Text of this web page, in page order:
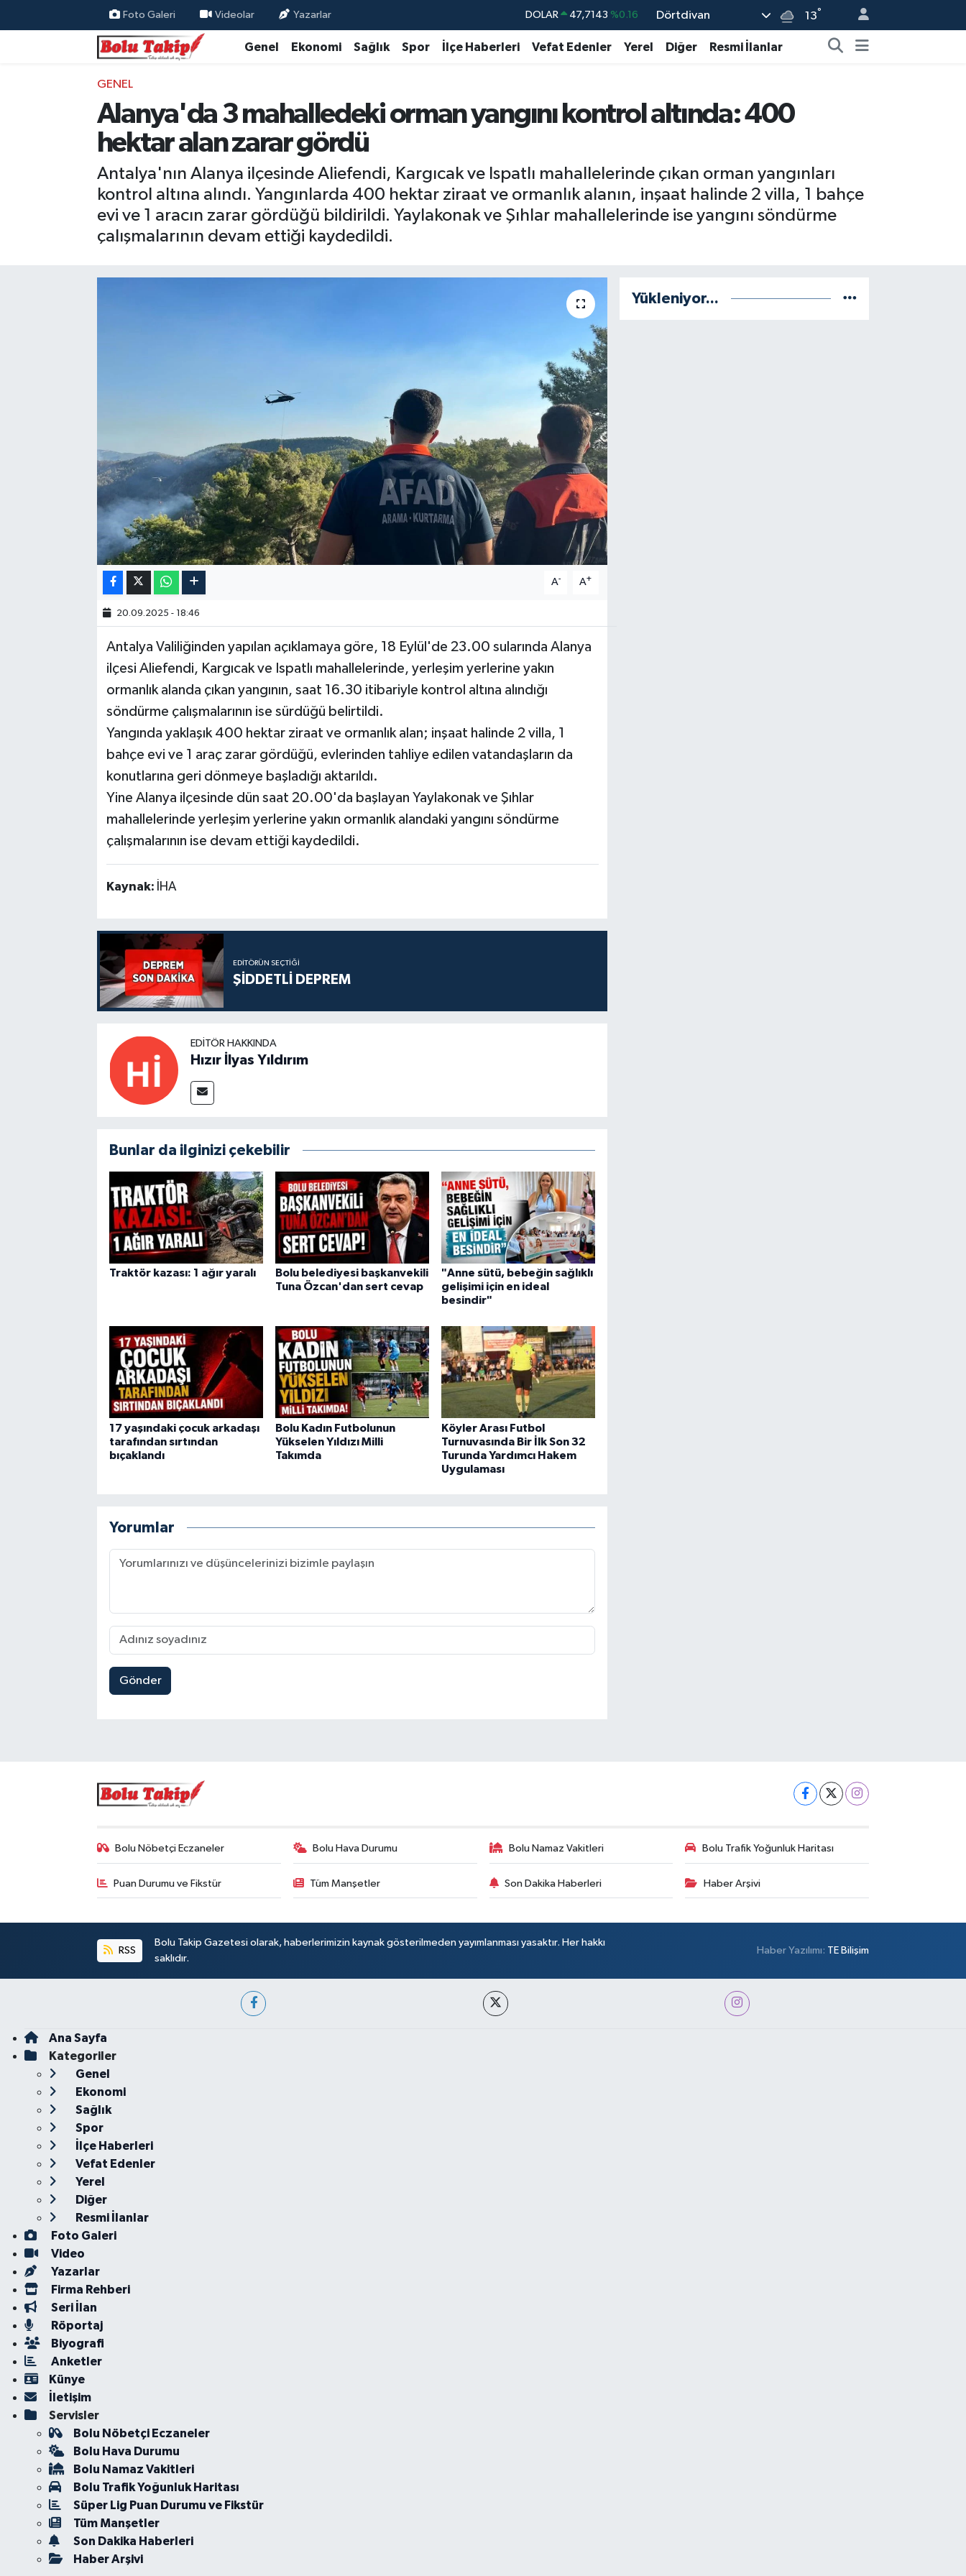
Foto Galeri Videolar Yazarlar DOLAR 47,7143 %0.16
EURO 55,0317 %-0.02
BİST100 13.799 %70
Dörtdivan 13°
Genel Ekonomi Sağlık Spor İlçe Haberleri Vefat Edenler Yerel Diğer Resmi İlanlar
GENEL
Alanya'da 3 mahalledeki orman yangını kontrol altında: 400
hektar alan zarar gördü
Antalya'nın Alanya ilçesinde Aliefendi, Kargıcak ve Ispatlı mahallelerinde çıkan orman yangınları
kontrol altına alındı. Yangınlarda 400 hektar ziraat ve ormanlık alanın, inşaat halinde 2 villa, 1 bahçe
evi ve 1 aracın zarar gördüğü bildirildi. Yaylakonak ve Şıhlar mahallelerinde ise yangını söndürme
çalışmalarının devam ettiği kaydedildi.
A- A+
20.09.2025 - 18:46
Antalya Valiliğinden yapılan açıklamaya göre, 18 Eylül'de 23.00 sularında Alanya
ilçesi Aliefendi, Kargıcak ve Ispatlı mahallelerinde, yerleşim yerlerine yakın
ormanlık alanda çıkan yangının, saat 16.30 itibariyle kontrol altına alındığı
söndürme çalışmalarının ise sürdüğü belirtildi.
Yangında yaklaşık 400 hektar ziraat ve ormanlık alan; inşaat halinde 2 villa, 1
bahçe evi ve 1 araç zarar gördüğü, evlerinden tahliye edilen vatandaşların da
konutlarına geri dönmeye başladığı aktarıldı.
Yine Alanya ilçesinde dün saat 20.00'da başlayan Yaylakonak ve Şıhlar
mahallelerinde yerleşim yerlerine yakın ormanlık alandaki yangını söndürme
çalışmalarının ise devam ettiği kaydedildi.
Kaynak: İHA
EDITÖRÜN SEÇTIĞI
ŞİDDETLİ DEPREM
EDITÖR HAKKINDA
Hızır İlyas Yıldırım
Bunlar da ilginizi çekebilir
Traktör kazası: 1 ağır yaralı
Bolu belediyesi başkanvekili
Tuna Özcan'dan sert cevap
"Anne sütü, bebeğin sağlıklı
gelişimi için en ideal
besindir"
17 yaşındaki çocuk arkadaşı
tarafından sırtından
bıçaklandı
Bolu Kadın Futbolunun
Yükselen Yıldızı Milli
Takımda
Köyler Arası Futbol
Turnuvasında Bir İlk Son 32
Turunda Yardımcı Hakem
Uygulaması
Yorumlar
Gönder
Yükleniyor...
Bolu Nöbetçi Eczaneler Bolu Hava Durumu Bolu Namaz Vakitleri Bolu Trafik Yoğunluk Haritası
Puan Durumu ve Fikstür Tüm Manşetler Son Dakika Haberleri Haber Arşivi
RSS
Bolu Takip Gazetesi olarak, haberlerimizin kaynak gösterilmeden yayımlanması yasaktır. Her hakkı
saklıdır.
Haber Yazılımı: TE Bilişim
Ana Sayfa
Kategoriler
Genel
Ekonomi
Sağlık
Spor
İlçe Haberleri
Vefat Edenler
Yerel
Diğer
Resmi İlanlar
Foto Galeri
Video
Yazarlar
Firma Rehberi
Seri İlan
Röportaj
Biyografi
Anketler
Künye
İletişim
Servisler
Bolu Nöbetçi Eczaneler
Bolu Hava Durumu
Bolu Namaz Vakitleri
Bolu Trafik Yoğunluk Haritası
Süper Lig Puan Durumu ve Fikstür
Tüm Manşetler
Son Dakika Haberleri
Haber Arşivi